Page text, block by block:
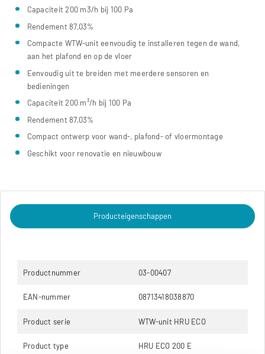
Capaciteit 200 m3/h bij 100 Pa
Rendement 87,03%
Compacte WTW-unit eenvoudig te installeren tegen de wand,
aan het plafond en op de vloer
Eenvoudig uit te breiden met meerdere sensoren en
bedieningen
Capaciteit 200 m³/h bij 100 Pa
Rendement 87,03%
Compact ontwerp voor wand-, plafond- of vloermontage
Geschikt voor renovatie en nieuwbouw
Producteigenschappen
Productnummer 03-00407
EAN-nummer 08713418038870
Product serie WTW-unit HRU ECO
Product type HRU ECO 200 E